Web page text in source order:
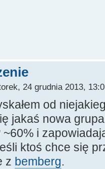
24 grudnia 2013,
od
jakaś nowa
i
ktoś chce się
z bemberg.